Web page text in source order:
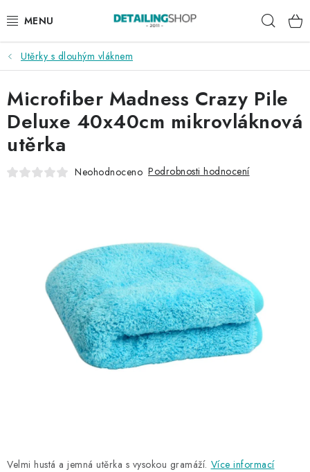
na
AKCE
NOVINKY
EXTERIÉR
INTERIÉR
DÁRKOVÉ SADY A POUKAZY
ČLÁNKY
NAŠE SLUŽBY
Věrnostní program
Všeobecné obchodní podmínky
Utěrky s dlouhým vláknem
Velmi hustá a jemná utěrka s vysokou gramáží. Více informací
Microfiber Madness Crazy Pile
Deluxe 40x40cm mikrovláknová
utěrka
Neohodnoceno Podrobnosti hodnocení